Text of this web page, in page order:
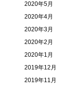
2020年5月
2020年4月
2020年3月
2020年2月
2020年1月
2019年12月
2019年11月